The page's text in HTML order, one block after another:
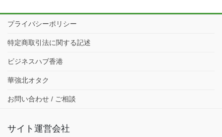
プライバシーポリシー
特定商取引法に関する記述
ビジネスハブ香港
華強北オタク
お問い合わせ / ご相談
サイト運営会社